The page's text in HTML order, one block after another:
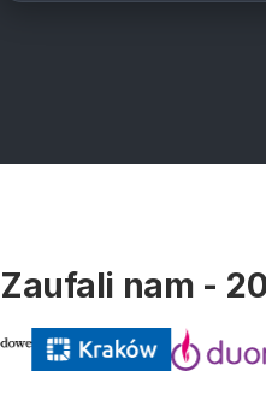
Zaufali nam -